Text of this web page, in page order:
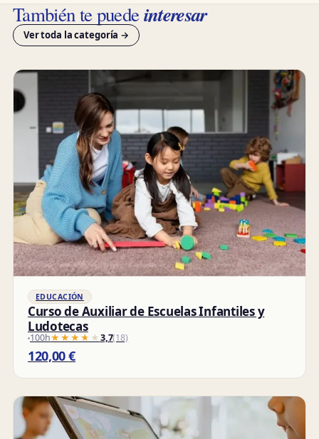
También te puedeinteresar
Ver toda la categoría →
EDUCACIÓN
Curso de Auxiliar de Escuelas Infantiles y
Ludotecas
100h★★★★★
★★★★★3,7(18)
120,00€